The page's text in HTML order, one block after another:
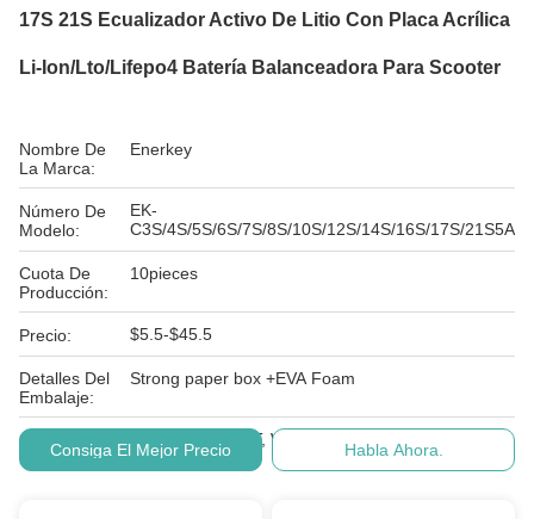
17S 21S Ecualizador Activo De Litio Con Placa Acrílica
Li-Ion/Lto/Lifepo4 Batería Balanceadora Para Scooter
Nombre De
La Marca:
Enerkey
Número De
Modelo:
EK-
C3S/4S/5S/6S/7S/8S/10S/12S/14S/16S/17S/21S5A
Cuota De
Producción:
10pieces
Precio: $5.5-$45.5
Detalles Del
Embalaje:
Strong paper box +EVA Foam
Condiciones
De Pago:
L/C, D/A, D/P, T/T, Western Union, MoneyGram
Consiga El Mejor Precio Habla Ahora.